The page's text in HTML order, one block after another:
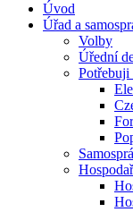
Úvod
Úřad a
Volby
Úřední